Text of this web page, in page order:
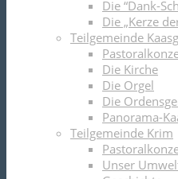
Die “Dank-
Die „Kerze
Teilgemeinde
Die Kirche
Die Orgel
Die
Panorama-
Teilgemeinde Krim
Unser